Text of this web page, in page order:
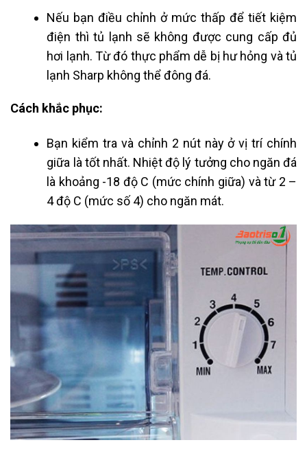
Nếu bạn điều chỉnh ở mức thấp để tiết kiệm
điện thì tủ lạnh sẽ không được cung cấp đủ
hơi lạnh. Từ đó thực phẩm dễ bị hư hỏng và tủ
lạnh Sharp không thể đông đá.
Cách khắc phục:
Bạn kiểm tra và chỉnh 2 nút này ở vị trí chính
giữa là tốt nhất. Nhiệt độ lý tưởng cho ngăn đá
là khoảng -18 độ C (mức chính giữa) và từ2 –
4 độ C (mức số 4) cho ngăn mát.